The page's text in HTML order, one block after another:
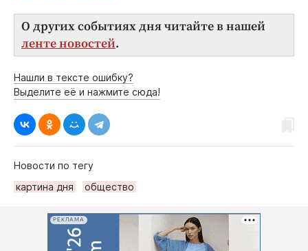
О других событиях дня читайте в нашей
ленте новостей.
Нашли в тексте ошибку?
Выделите её и нажмите сюда!
Новости по тегу
картина дня
общество
РЕКЛАМА